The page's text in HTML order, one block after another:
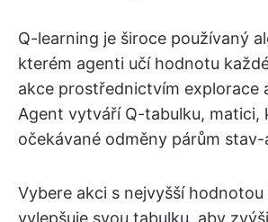
Q-learning je široce používaný
kterém agenti učí hodnotu
akce prostřednictvím explorace
Agent vytváří Q-tabulku, matici,
očekávané odměny párům stav-
Vybere akci s nejvyšší
vylepšuje svou tabulku, aby